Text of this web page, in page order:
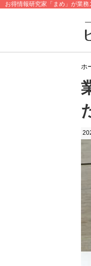
お得情報研究家「まめ」が業
ホ